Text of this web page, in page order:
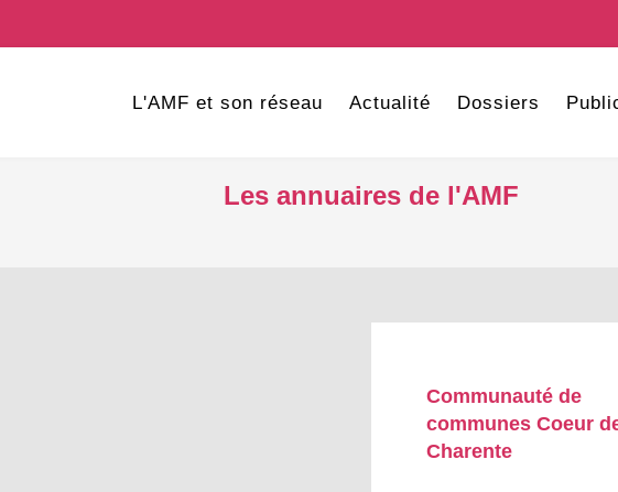
L'AMF et son réseau Actualité Dossiers
Les annuaires de l'AMF
Communauté de
communes Coeur
Charente